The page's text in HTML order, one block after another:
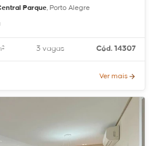
Parque, Porto Alegre
3 vagas Cód. 14307
Ver mais